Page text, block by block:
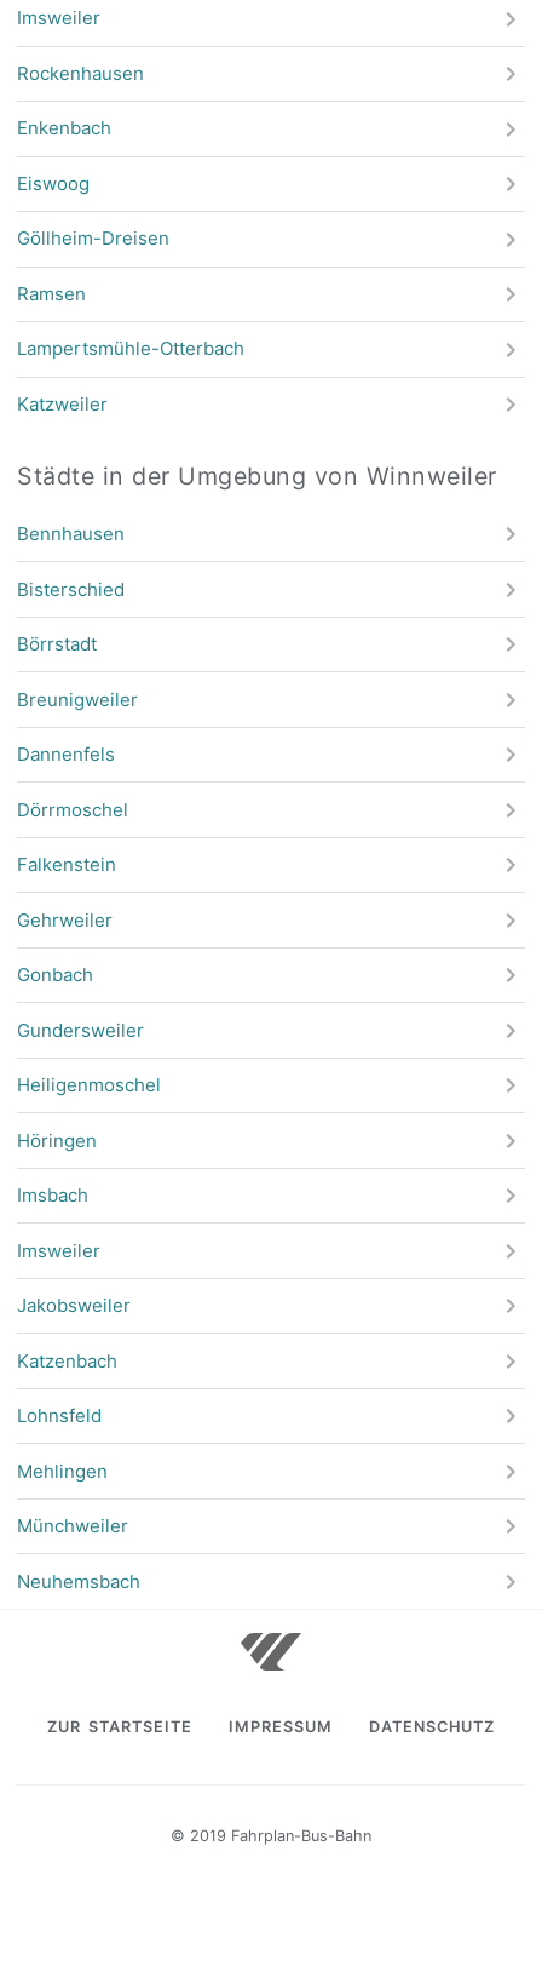
Imsweiler
Rockenhausen
Enkenbach
Eiswoog
Göllheim-Dreisen
Ramsen
Lampertsmühle-Otterbach
Katzweiler
Städte in der Umgebung von Winnweiler
Bennhausen
Bisterschied
Börrstadt
Breunigweiler
Dannenfels
Dörrmoschel
Falkenstein
Gehrweiler
Gonbach
Gundersweiler
Heiligenmoschel
Höringen
Imsbach
Imsweiler
Jakobsweiler
Katzenbach
Lohnsfeld
Mehlingen
Münchweiler
Neuhemsbach
ZUR STARTSEITE IMPRESSUM DATENSCHUTZ
© 2019 Fahrplan-Bus-Bahn